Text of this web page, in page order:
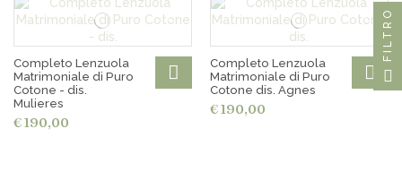
Completo Lenzuola
Matrimoniale di Puro
Cotone - dis.
Mulieres
€ 190,00
Completo Lenzuola
Matrimoniale di Puro
Cotone dis. Agnes
€ 190,00
FILTRO